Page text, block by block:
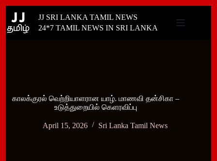
content
JJ SRI LANKA TAMIL NEWS
24*7 TAMIL NEWS IN SRI LANKA
காலக்குரல் வெற்றியாளரான யாழ். மாணவி தன்சிகா –
உடுத்துறையில் கெளரவிப்பு
April 15, 2026 Sri Lanka Tamil News